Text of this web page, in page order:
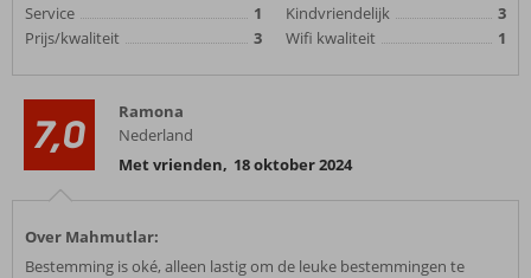
Service
1
Prijs/kwaliteit
3
Kindvriendelijk
3
Wifi kwaliteit
1
7,0
Ramona
Nederland
Met vrienden, 18 oktober 2024
Over Mahmutlar:
Bestemming is oké, alleen lastig om de leuke bestemmingen te